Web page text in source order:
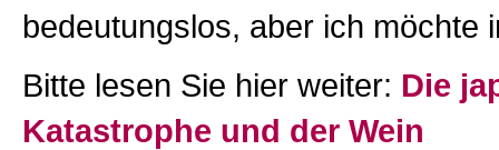
bedeutungslos, aber ich möchte
Bitte lesen Sie hier weiter: Die
Katastrophe und der Wein